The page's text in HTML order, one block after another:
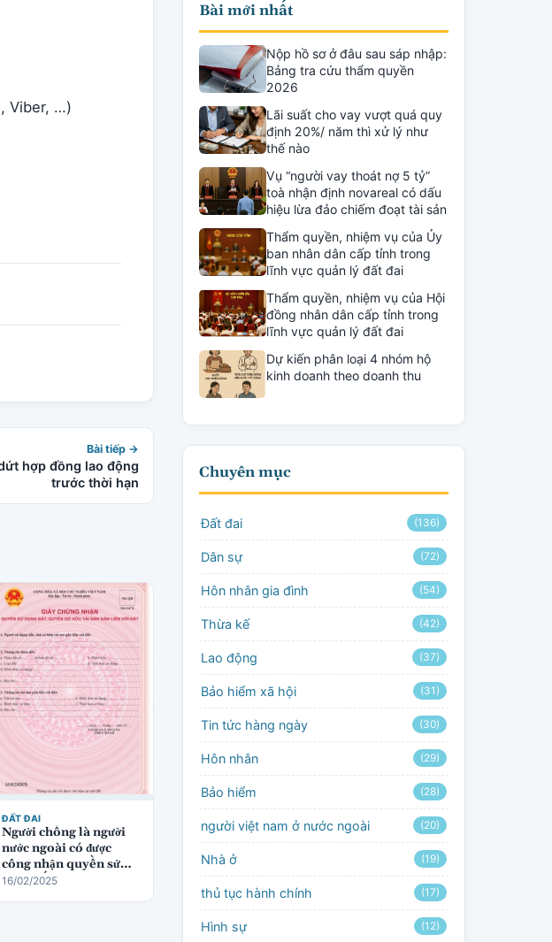
Viber, …)
Bài tiếp →
hợp đồng lao động
trước thời hạn
ĐẤT ĐAI
Người chồng là người
nước ngoài có được
công nhận quyền sử
dụng đất không?
16/02/2025
Bài mới nhất
Nộp hồ sơ ở đâu sau sáp nhập:
Bảng tra cứu thẩm quyền
2026
Lãi suất cho vay vượt quá quy
định 20%/ năm thì xử lý như
thế nào
Vụ “người vay thoát nợ 5 tỷ”
toà nhận định novareal có dấu
hiệu lừa đảo chiếm đoạt tài sản
Thẩm quyền, nhiệm vụ của Ủy
ban nhân dân cấp tỉnh trong
lĩnh vực quản lý đất đai
Thẩm quyền, nhiệm vụ của Hội
đồng nhân dân cấp tỉnh trong
lĩnh vực quản lý đất đai
Dự kiến phân loại 4 nhóm hộ
kinh doanh theo doanh thu
Chuyên mục
Đất đai (136)
Dân sự (72)
Hôn nhân gia đình (54)
Thừa kế (42)
Lao động (37)
Bảo hiểm xã hội (31)
Tin tức hàng ngày (30)
Hôn nhân (29)
Bảo hiểm (28)
người việt nam ở nước ngoài (20)
Nhà ở (19)
thủ tục hành chính (17)
Hình sự (12)